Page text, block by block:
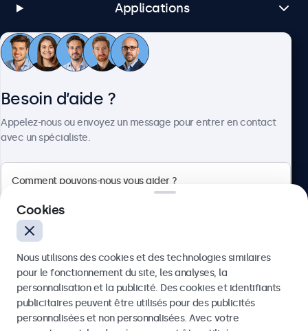
Applications
Service client
4.8/5 noté par 5000+ entreprises
Français
Besoin d’aide ?
Appelez-nous ou envoyez un message pour entrer en contact
avec un spécialiste.
Envoyer
Cookies
Nous utilisons des cookies et des technologies similaires
pour le fonctionnement du site, les analyses, la
personnalisation et la publicité. Des cookies et identifiants
publicitaires peuvent être utilisés pour des publicités
personnalisées et non personnalisées. Avec votre